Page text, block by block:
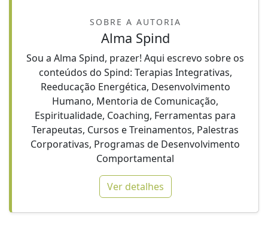
SOBRE A AUTORIA
Alma Spind
Sou a Alma Spind, prazer! Aqui escrevo sobre os
conteúdos do Spind: Terapias Integrativas,
Reeducação Energética, Desenvolvimento
Humano, Mentoria de Comunicação,
Espiritualidade, Coaching, Ferramentas para
Terapeutas, Cursos e Treinamentos, Palestras
Corporativas, Programas de Desenvolvimento
Comportamental
Ver detalhes